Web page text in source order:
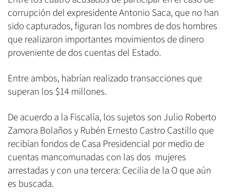
corrupción del expresidente Antonio Saca, que no han
sido capturados, figuran los nombres de dos hombres
que realizaron importantes movimientos de dinero
proveniente de dos cuentas del Estado.
Entre ambos, habrían realizado transacciones que
superan los $14 millones.
De acuerdo a la Fiscalía, los sujetos son Julio Roberto
Zamora Bolaños y Rubén Ernesto Castro Castillo que
recibían fondos de Casa Presidencial por medio de
cuentas mancomunadas con las dos mujeres
arrestadas y con una tercera: Cecilia de la O que aún
es buscada.